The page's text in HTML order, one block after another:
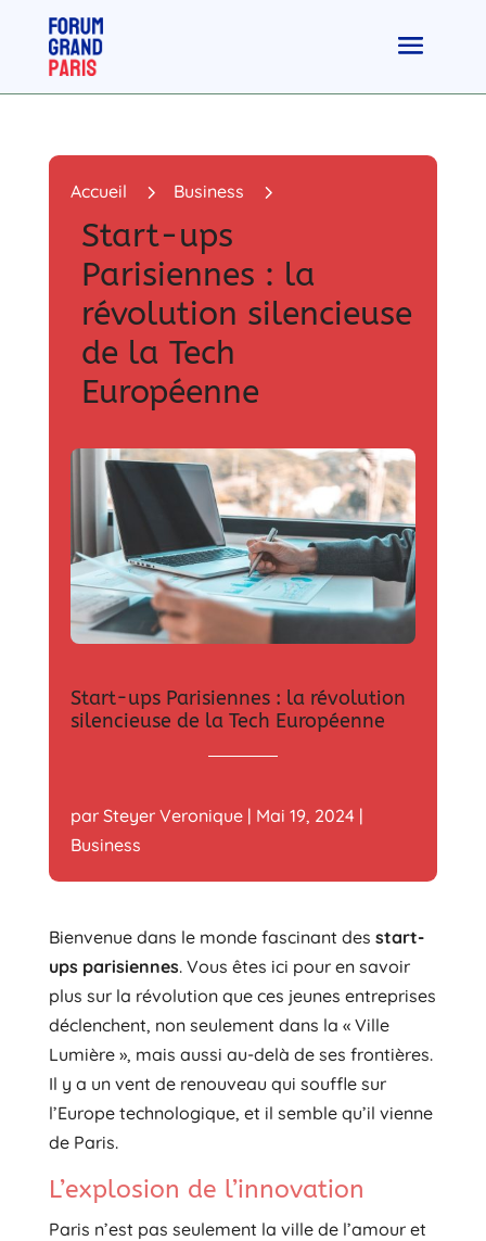
Accueil 5 Business 5
Start-ups
Parisiennes : la
révolution silencieuse
de la Tech
Européenne
Start-ups Parisiennes : la révolution
silencieuse de la Tech Européenne
par Steyer Veronique| Mai 19, 2024|
Business
Bienvenue dans le monde fascinant des start-
ups parisiennes. Vous êtes ici pour en savoir
plus sur la révolution que ces jeunes entreprises
déclenchent, non seulement dans la « Ville
Lumière », mais aussi au-delà de ses frontières.
Il y a un vent de renouveau qui souffle sur
l’Europe technologique, et il semble qu’il vienne
de Paris.
L’explosion de l’innovation
Paris n’est pas seulement la ville de l’amour et